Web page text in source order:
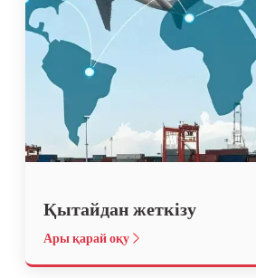
Қытайдан жеткізу
Ары қарай оқу